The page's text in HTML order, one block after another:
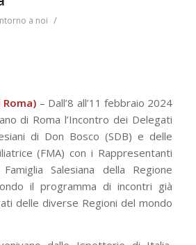
a noi /
Roma) – Dall’8 all’11 febbraio 2024
di Roma l’Incontro dei Delegati
di Don Bosco (SDB) e delle
(FMA) con i Rappresentanti
Salesiana della Regione
il programma di incontri già
delle diverse Regioni del mondo